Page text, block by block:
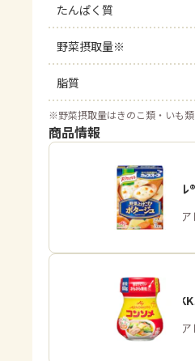
たんぱく質
野菜摂取量※
脂質
※野菜摂取量はきのこ類・いも類
商品情報
「クノール
商品・ア
「味の素
商品・ア